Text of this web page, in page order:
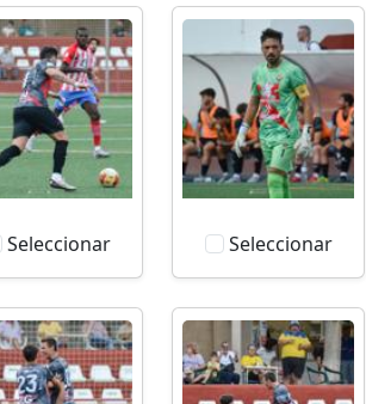
Seleccionar Seleccionar